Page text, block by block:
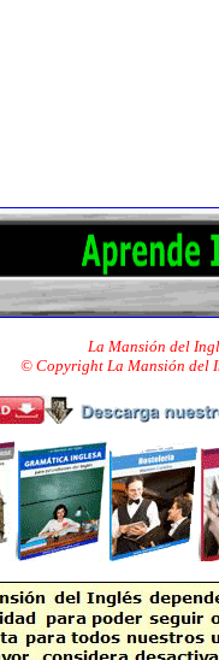
La Mansión del
© Copyright La Mansión del